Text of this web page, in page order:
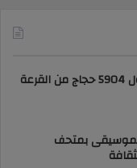
بعثة الحج المصرية: وصول 5904 حجاج من القرعة
بمتحف